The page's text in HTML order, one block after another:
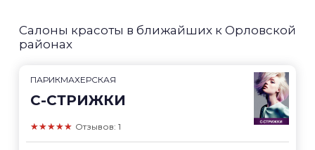
Салоны красоты в ближайших к Орловской
районах
ПАРИКМАХЕРСКАЯ
С-СТРИЖКИ
★★★★★ Отзывов: 1